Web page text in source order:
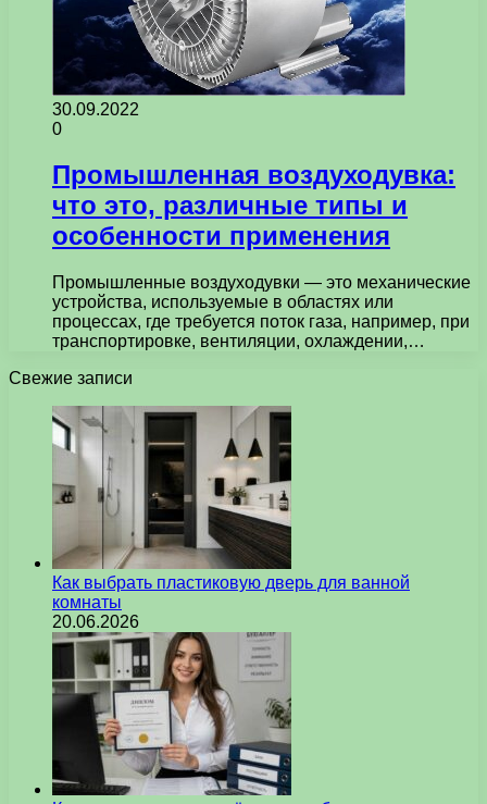
30.09.2022
0
Промышленная воздуходувка:
что это, различные типы и
особенности применения
Промышленные воздуходувки — это механические
устройства, используемые в областях или
процессах, где требуется поток газа, например, при
транспортировке, вентиляции, охлаждении,…
Свежие записи
Как выбрать пластиковую дверь для ванной
комнаты
20.06.2026